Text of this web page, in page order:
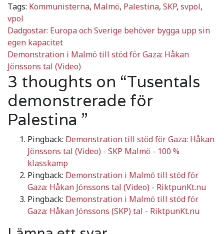
Tags: Kommunisterna, Malmö, Palestina, SKP, svpol,
vpol
Inläggsnavigering
Dadgostar: Europa och Sverige behöver bygga upp sin
egen kapacitet
Demonstration i Malmö till stöd för Gaza: Håkan
Jönssons tal (Video)
3 thoughts on “Tusentals
demonstrerade för
Palestina ”
Pingback: Demonstration till stöd för Gaza: Håkan
Jönssons tal (Video) - SKP Malmö - 100 %
klasskamp
Pingback: Demonstration i Malmö till stöd för
Gaza: Håkan Jönssons tal (Video) - RiktpunKt.nu
Pingback: Demonstration i Malmö till stöd för
Gaza: Håkan Jönssons (SKP) tal - RiktpunKt.nu